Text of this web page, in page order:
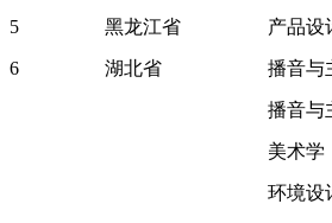
5
黑龙江省 产品设
6 湖北省 播音与
播音与
美术学
环境设